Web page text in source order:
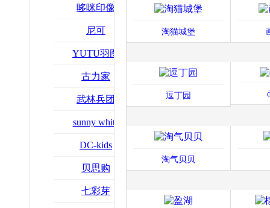
哆咪印像
尼可
YUTU羽图
古力家
武林兵团
sunny white
DC-kids
贝思购
七彩芽
淘猫城堡
逗丁园
淘气贝贝